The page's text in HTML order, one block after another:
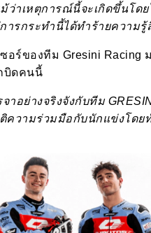
ม้ว่าเหตุการณ์นี้จะเกิดขึ้นโด
ารกระทำนี้ได้ทำร้ายควา
อร์ของทีม Gresini
บิดคนนี้
จาอย่างจริงจังกับทีม
ความร่วมมือกับนักแข่งโดย